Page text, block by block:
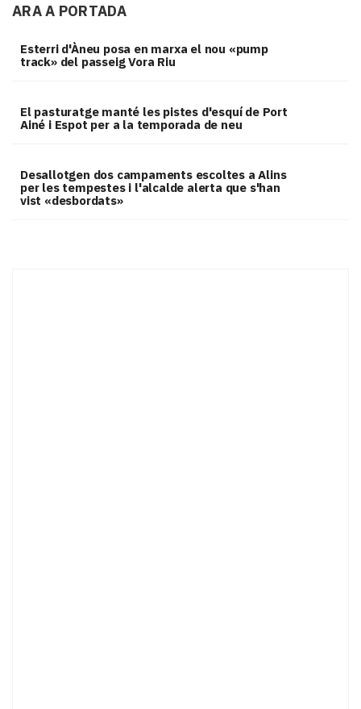
ARA A PORTADA
Esterri d'Àneu posa en marxa el nou «pump
track» del passeig Vora Riu
El pasturatge manté les pistes d'esquí de Port
Ainé i Espot per a la temporada de neu
​Desallotgen dos campaments escoltes a Alins
per les tempestes i l'alcalde alerta que s'han
vist «desbordats»